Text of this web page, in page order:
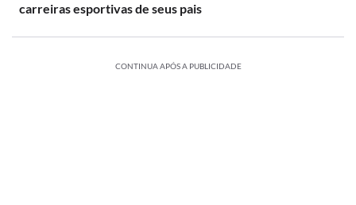
carreiras esportivas de seus pais
CONTINUA APÓS A PUBLICIDADE